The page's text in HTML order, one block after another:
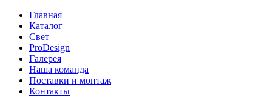
Главная
Каталог
Свет
ProDesign
Галерея
Наша команда
Поставки и монтаж
Контакты